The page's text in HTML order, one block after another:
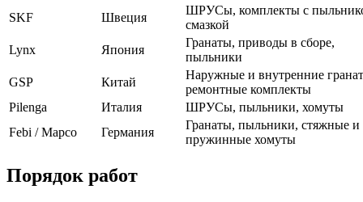
SKF
Швеция
ШРУСы, комплекты с
смазкой
Lynx
Япония
Гранаты, приводы в сборе,
пыльники
GSP
Китай
Наружные и внутренние
ремонтные комплекты
Pilenga
Италия
ШРУСы, пыльники, хомуты
Febi / Mapco
Германия
Гранаты, пыльники, стяжные и
пружинные хомуты
Порядок работ